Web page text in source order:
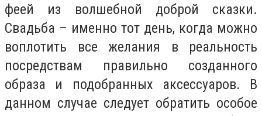
феей из волшебной доброй сказки.
Свадьба – именно тот день, когда можно
воплотить все желания в реальность
посредствам правильно созданного
образа и подобранных аксессуаров. В
данном случае следует обратить особое